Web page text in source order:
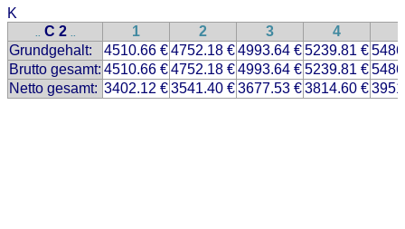
K
.. C 2 .. 1 2 3 4
Grundgehalt:
4510.66 €4752.18 €4993.64 €5239.81 €
Brutto gesamt: 4510.66 €4752.18 €4993.64 €5239.81 €
Netto gesamt: 3402.12 €3541.40 €3677.53 €3814.60 €